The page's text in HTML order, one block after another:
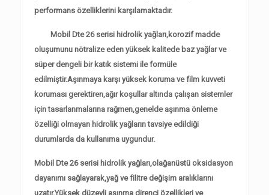
performans özelliklerini karşılamaktadır.
Mobil Dte 26 serisi hidrolik yağları,korozif madde
oluşumunu nötralize eden yüksek kalitede baz yağlar ve
süper dengeli bir katık sistemi ile formüle
edilmiştir.Aşınmaya karşı yüksek koruma ve film kuvveti
koruması gerektiren,ağır koşullar altında çalışan sistemler
için tasarlanmalarına rağmen,genelde aşınma önleme
özelliği olmayan hidrolik yağların tavsiye edildiği
durumlarda da kullanıma uygundur.
Mobil Dte 26 serisi hidrolik yağları,olağanüstü oksidasyon
dayanımı sağlayarak,yağ ve filitre değişim aralıklarını
uzatır.Yüksek düzeyli aşınma direnci özellikleri ve